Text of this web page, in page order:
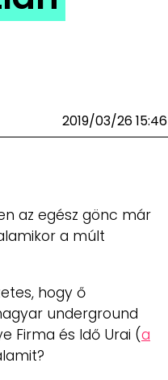
2019/03/26 15:46
az egész gönc már
a múlt
hogy ő
underground
Firma és Idő Urai (a